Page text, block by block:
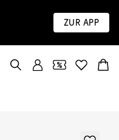
Zur App